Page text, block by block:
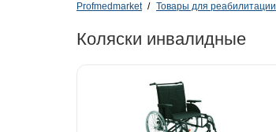
Profmedmarket Товары для реабилитации
Коляски инвалидные